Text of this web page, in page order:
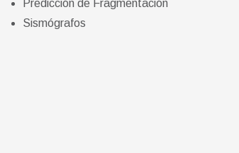
Predicción de Fragmentación
Sismógrafos